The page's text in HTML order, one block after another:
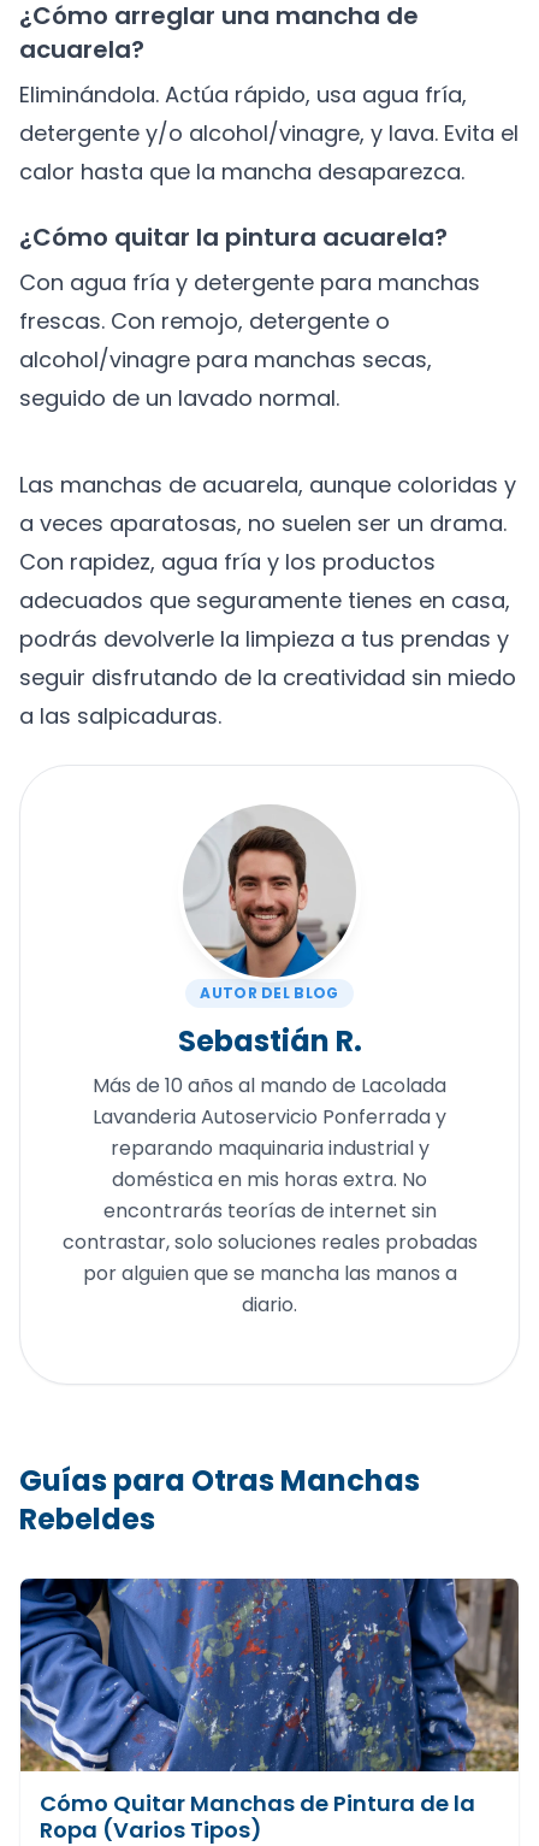
¿Cómo arreglar una mancha de
acuarela?
Eliminándola. Actúa rápido, usa agua fría,
detergente y/o alcohol/vinagre, y lava. Evita el
calor hasta que la mancha desaparezca.
¿Cómo quitar la pintura acuarela?
Con agua fría y detergente para manchas
frescas. Con remojo, detergente o
alcohol/vinagre para manchas secas,
seguido de un lavado normal.
Las manchas de acuarela, aunque coloridas y
a veces aparatosas, no suelen ser un drama.
Con rapidez, agua fría y los productos
adecuados que seguramente tienes en casa,
podrás devolverle la limpieza a tus prendas y
seguir disfrutando de la creatividad sin miedo
a las salpicaduras.
AUTOR DEL BLOG
Sebastián R.
Más de 10 años al mando de Lacolada
Lavanderia Autoservicio Ponferrada y
reparando maquinaria industrial y
doméstica en mis horas extra. No
encontrarás teorías de internet sin
contrastar, solo soluciones reales probadas
por alguien que se mancha las manos a
diario.
Guías para Otras Manchas
Rebeldes
Cómo Quitar Manchas de Pintura de la
Ropa (Varios Tipos)